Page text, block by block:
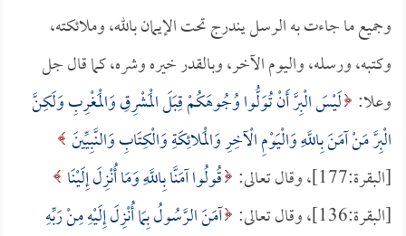
وجميع ما جاءت به الرسل يندرج تحت الإيمان بالله، وملائكته،
وكتبه، ورسله، واليوم الآخر، وبالقدر خيره وشره، كما قال جل
وعلا: لَيْسَ الْبِرَّ أَنْ تُوَلُّوا وُجُوهَكُمْ قِبَلَ الْمَشْرِقِ وَالْمَغْرِبِ وَلَكِنَّ
الْبِرَّ مَنْ آمَنَ بِاللَّهِ وَالْيَوْمِ الْآخِرِ وَالْمَلائِكَةِ وَالْكِتَابِ وَالنَّبِيِّينَ
[البقرة:177]، وقال تعالى:
قُولُوا آمَنَّا بِاللَّهِ وَمَا أُنْزِلَ إِلَيْنَا
[البقرة:136]، وقال تعالى:
آمَنَ الرَّسُولُ بِمَا أُنْزِلَ إِلَيْهِ مِنْ رَبِّهِ